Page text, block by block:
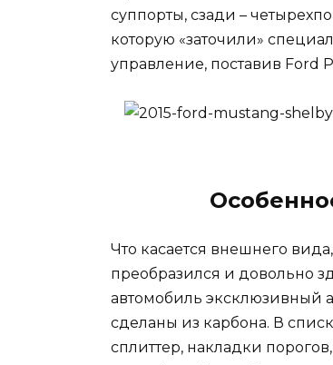
суппорты, сзади –
которую «заточили»
управление, поставив Ford
Что касается внешнего
преобразился и довольно
автомобиль эксклюзивный
сделаны из карбона. В
сплиттер, накладки